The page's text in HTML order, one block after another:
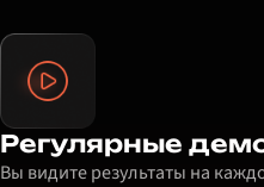
Регулярные
Вы видите результаты на